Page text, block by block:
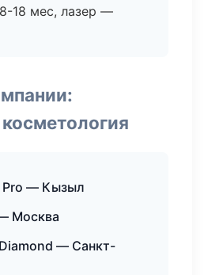
18 мес, лазер —
Pro — Кызыл
Москва
— Санкт-